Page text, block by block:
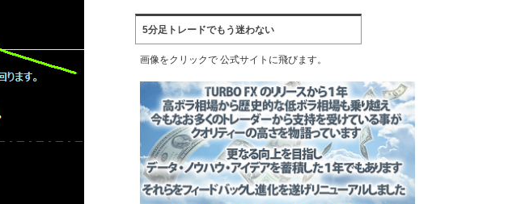
5分足トレードでもう迷わない
画像をクリックで 公式サイトに飛びます。